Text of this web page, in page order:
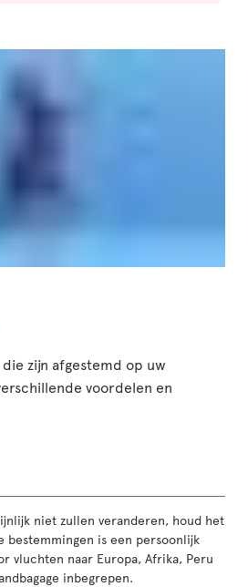
zijn afgestemd op uw
voordelen en
niet zullen veranderen, houd het
bestemmingen is een persoonlijk
vluchten naar Europa, Afrika, Peru
inbegrepen.